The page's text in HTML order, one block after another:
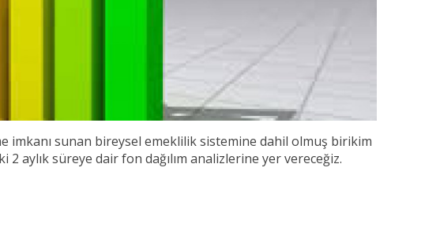
imkanı sunan bireysel emeklilik sistemine dahil olmuş birikim
aylık süreye dair fon dağılım analizlerine yer vereceğiz.